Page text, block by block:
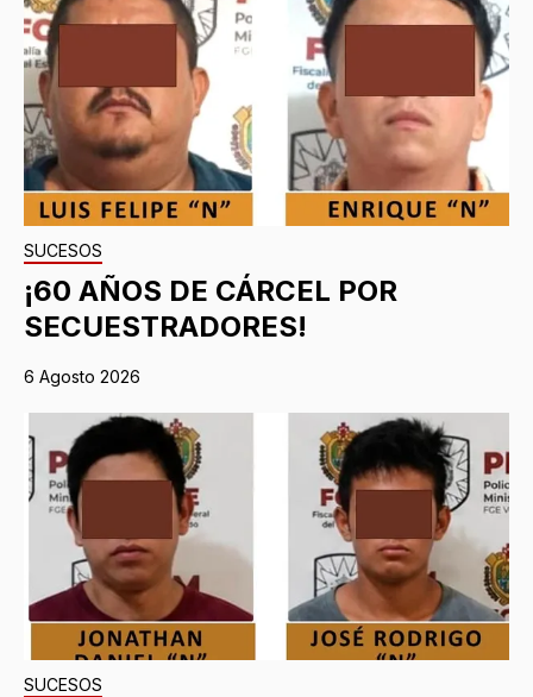
SUCESOS
¡60 AÑOS DE CÁRCEL POR
SECUESTRADORES!
6 Agosto 2026
SUCESOS